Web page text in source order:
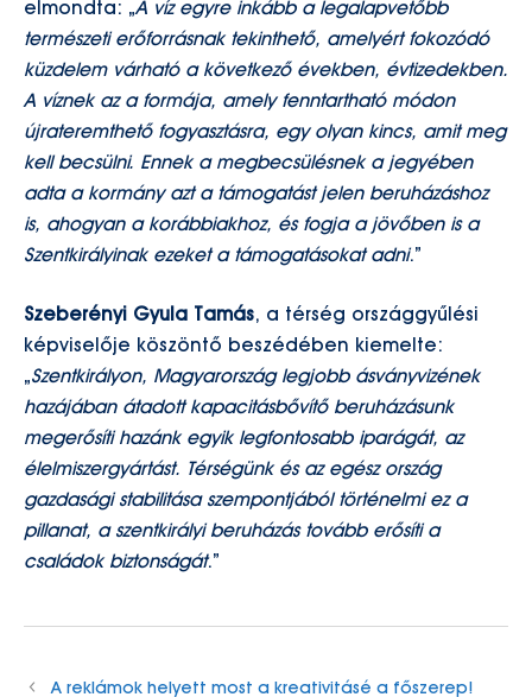
elmondta: „A víz egyre inkább a legalapvetőbb
természeti erőforrásnak tekinthető, amelyért fokozódó
küzdelem várható a következő években, évtizedekben.
A víznek az a formája, amely fenntartható módon
újrateremthető fogyasztásra, egy olyan kincs, amit meg
kell becsülni. Ennek a megbecsülésnek a jegyében
adta a kormány azt a támogatást jelen beruházáshoz
is, ahogyan a korábbiakhoz, és fogja a jövőben is a
Szentkirályinak ezeket a támogatásokat adni.”
Szeberényi Gyula Tamás, a térség országgyűlési
képviselője köszöntő beszédében kiemelte:
„Szentkirályon, Magyarország legjobb ásványvizének
hazájában átadott kapacitásbővítő beruházásunk
megerősíti hazánk egyik legfontosabb iparágát, az
élelmiszergyártást. Térségünk és az egész ország
gazdasági stabilitása szempontjából történelmi ez a
pillanat, a szentkirályi beruházás tovább erősíti a
családok biztonságát.”
A reklámok helyett most a kreativitásé a főszerep!